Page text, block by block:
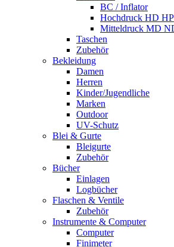
BC / Inflator
Hochdruck HD HP
Mitteldruck MD
Taschen
Zubehör
Bekleidung
Damen
Herren
Kinder/Jugendliche
Marken
Outdoor
UV-Schutz
Blei & Gurte
Bleigurte
Zubehör
Bücher
Einlagen
Logbücher
Flaschen & Ventile
Zubehör
Instrumente & Computer
Computer
Finimeter